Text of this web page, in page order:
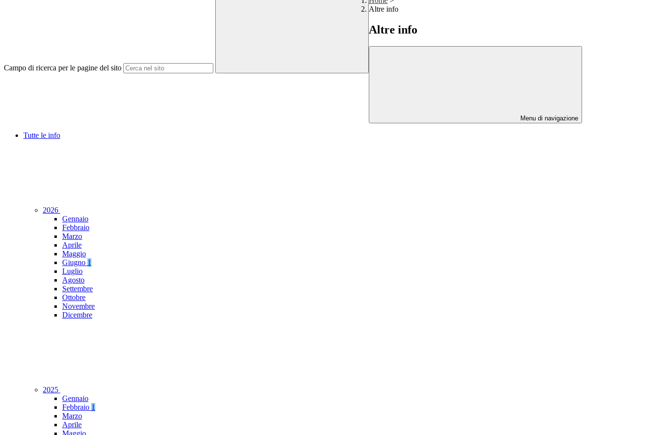
Campo di ricerca per le pagine del sito
Altre info
Altre info
Menu di navigazione
Tutte le info
2026
Gennaio
Febbraio
Marzo
Aprile
Maggio
Giugno 1
Luglio
Agosto
Settembre
Ottobre
Novembre
Dicembre
2025
Gennaio
Febbraio 1
Marzo
Aprile